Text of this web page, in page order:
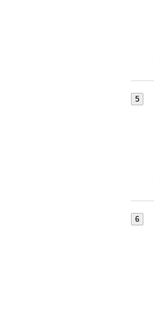
5
6